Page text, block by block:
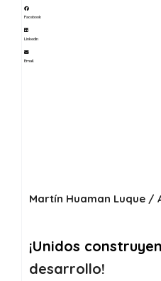
Facebook
LinkedIn
Email
Martín Huaman Luque /
¡Unidos
desarrollo!